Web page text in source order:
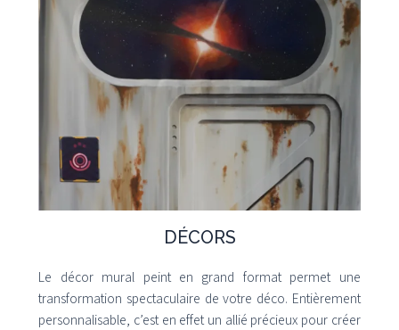
DÉCORS
Le décor mural peint en grand format permet une
transformation spectaculaire de votre déco. Entièrement
personnalisable, c’est en effet un allié précieux pour créer